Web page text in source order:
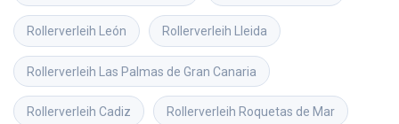
Rollerverleih León Rollerverleih Lleida
Rollerverleih Las Palmas de Gran Canaria
Rollerverleih Cadiz Rollerverleih Roquetas de Mar